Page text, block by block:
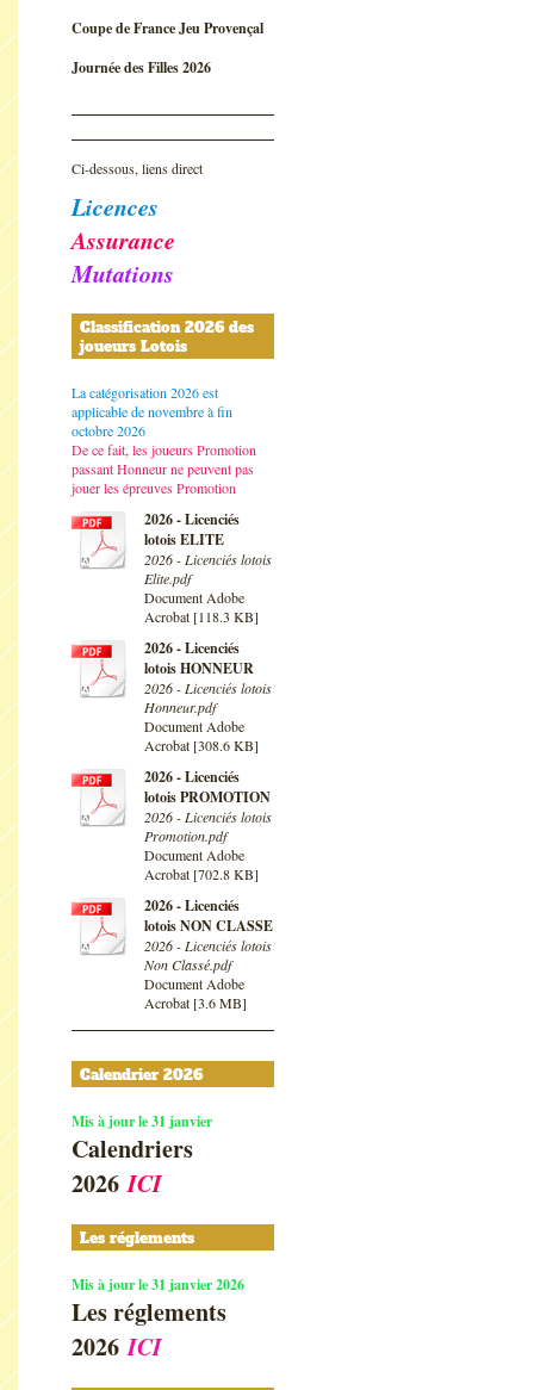
Coupe de France Jeu Provençal
Journée des Filles 2026
Ci-dessous, liens direct
Licences
Assurance
Mutations
Classification 2026 des
joueurs Lotois
La catégorisation 2026 est
applicable de novembre à fin
octobre 2026
De ce fait, les joueurs Promotion
passant Honneur ne peuvent pas
jouer les épreuves Promotion
2026 - Licenciés
lotois ELITE
2026 - Licenciés lotois
Elite.pdf
Document Adobe
Acrobat [118.3 KB]
2026 - Licenciés
lotois HONNEUR
2026 - Licenciés lotois
Honneur.pdf
Document Adobe
Acrobat [308.6 KB]
2026 - Licenciés
lotois PROMOTION
2026 - Licenciés lotois
Promotion.pdf
Document Adobe
Acrobat [702.8 KB]
2026 - Licenciés
lotois NON CLASSE
2026 - Licenciés lotois
Non Classé.pdf
Document Adobe
Acrobat [3.6 MB]
Calendrier 2026
Mis à jour le 31 janvier
Calendriers
2026ICI
Les réglements
Mis à jour le 31 janvier 2026
Les réglements
2026ICI